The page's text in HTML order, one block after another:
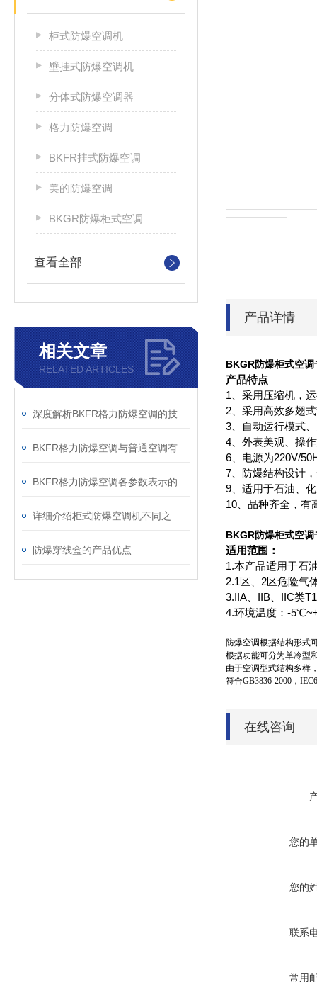
柜式防爆空调机
壁挂式防爆空调机
分体式防爆空调器
格力防爆空调
BKFR挂式防爆空调
美的防爆空调
BKGR防爆柜式空调
查看全部
相关文章
RELATED ARTICLES
防爆穿线盒的产品优点
产品详情
BKGR防爆柜式空调
产品特点
1、采用压缩机，
2、采用高效多翅
3、自动运行模式
4、外表美观、操
6、电源为220V/
7、防爆结构设计
9、适用于石油、
10、品种齐全，有
BKGR防爆柜式空调
适用范围：
1.本产品适用于石
2.1区、2区危险气
3.IIA、IIB、IIC类
4.环境温度：-
防爆空调根据结构形式
根据功能可分为单冷型
由于空调型式结构多样
符合GB3836-2000，
在线咨询
您的
您的
联系
常用